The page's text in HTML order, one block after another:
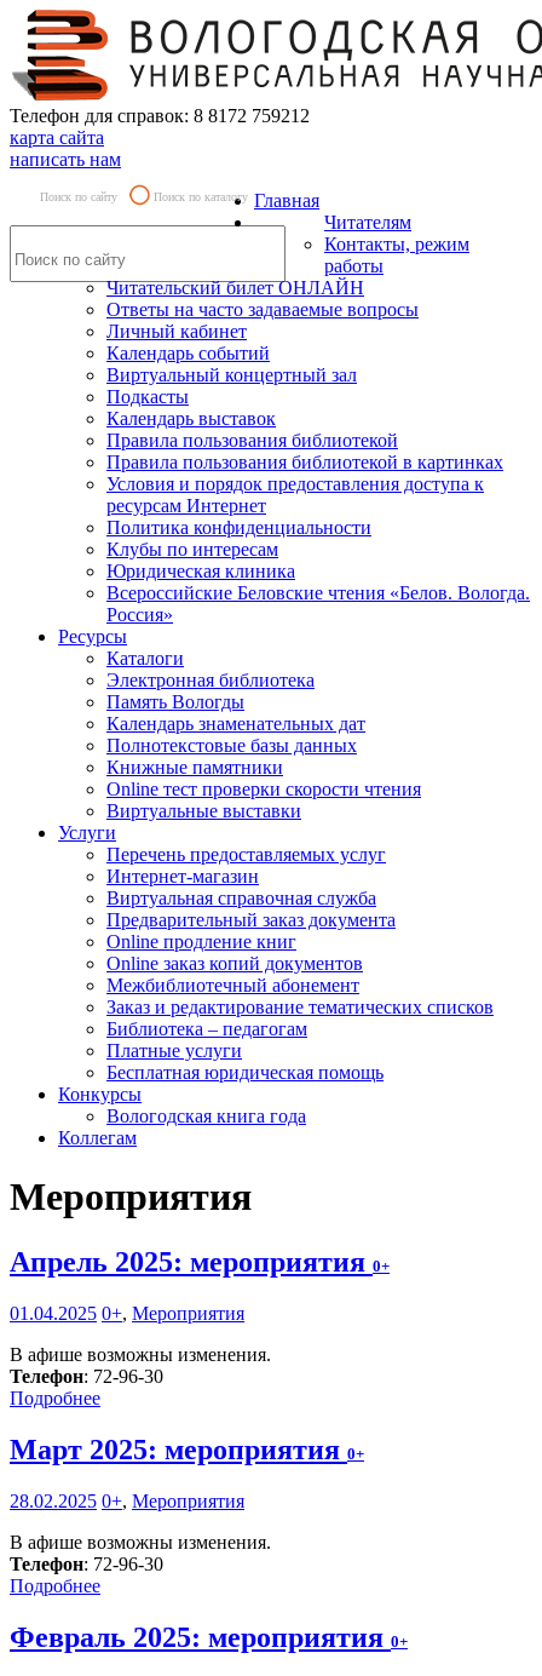
Телефон для справок: 8 8172 759212
карта сайта
написать нам
Поиск по сайту Поиск по каталогу Главная
Читателям
Контакты, режим
работы
Читательский билет ОНЛАЙН
Ответы на часто задаваемые вопросы
Личный кабинет
Календарь событий
Виртуальный концертный зал
Подкасты
Календарь выставок
Правила пользования библиотекой
Правила пользования библиотекой в картинках
Условия и порядок предоставления доступа к
ресурсам Интернет
Политика конфиденциальности
Клубы по интересам
Юридическая клиника
Всероссийские Беловские чтения «Белов. Вологда.
Россия»
Ресурсы
Каталоги
Электронная библиотека
Память Вологды
Календарь знаменательных дат
Полнотекстовые базы данных
Книжные памятники
Online тест проверки скорости чтения
Виртуальные выставки
Услуги
Перечень предоставляемых услуг
Интернет-магазин
Виртуальная справочная служба
Предварительный заказ документа
Online продление книг
Online заказ копий документов
Межбиблиотечный абонемент
Заказ и редактирование тематических списков
Библиотека – педагогам
Платные услуги
Бесплатная юридическая помощь
Конкурсы
Вологодская книга года
Коллегам
Мероприятия
Апрель 2025: мероприятия 0+
01.04.2025 0+, Мероприятия
В афише возможны изменения.
Телефон: 72-96-30
Подробнее
Март 2025: мероприятия 0+
28.02.2025 0+, Мероприятия
В афише возможны изменения.
Телефон: 72-96-30
Подробнее
Февраль 2025: мероприятия 0+